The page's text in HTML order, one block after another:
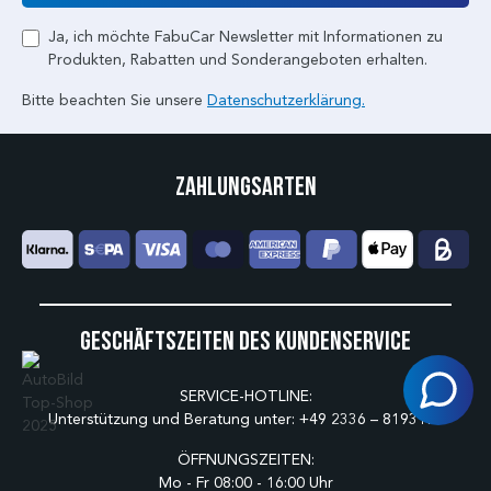
Ja, ich möchte FabuCar Newsletter mit Informationen zu
Produkten, Rabatten und Sonderangeboten erhalten.
Bitte beachten Sie unsere Datenschutzerklärung.
Geschäftszeiten des Kundenservice
SERVICE-HOTLINE:
Unterstützung und Beratung unter: +49 2336 – 8193175
ÖFFNUNGSZEITEN:
Mo - Fr 08:00 - 16:00 Uhr
Zahlungsarten